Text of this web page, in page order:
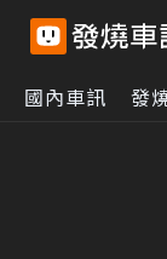
國內車訊 發